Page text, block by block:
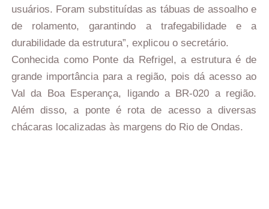
usuários. Foram substituídas as tábuas de assoalho e
de rolamento, garantindo a trafegabilidade e a
durabilidade da estrutura”, explicou o secretário.
Conhecida como Ponte da Refrigel, a estrutura é de
grande importância para a região, pois dá acesso ao
Val da Boa Esperança, ligando a BR-020 a região.
Além disso, a ponte é rota de acesso a diversas
chácaras localizadas às margens do Rio de Ondas.